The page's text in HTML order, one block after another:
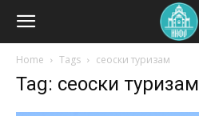
Home Tags сеоски туризам
Tag: сеоски туризам